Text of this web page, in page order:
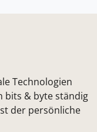
Technologien
bits & byte ständig
der persönliche